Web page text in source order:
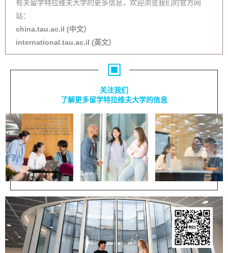
有关留学特拉维夫大学的更多信息，欢迎浏览我们的官方网
站：
china.tau.ac.il (中文）
international.tau.ac.il (英文）
关注我们
了解更多留学特拉维夫大学的信息